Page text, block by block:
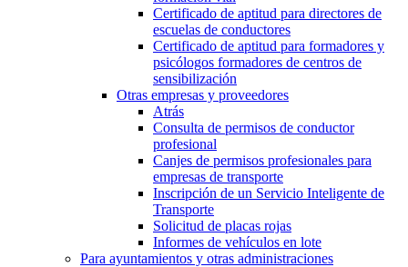
Certificado de aptitud para directores de
escuelas de conductores
Certificado de aptitud para formadores y
psicólogos formadores de centros de
sensibilización
Otras empresas y proveedores
Atrás
Consulta de permisos de conductor
profesional
Canjes de permisos profesionales para
empresas de transporte
Inscripción de un Servicio Inteligente de
Transporte
Solicitud de placas rojas
Informes de vehículos en lote
Para ayuntamientos y otras administraciones